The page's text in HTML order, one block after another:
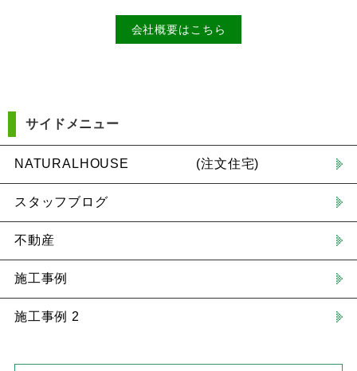
会社概要はこちら
サイドメニュー
NATURALHOUSE (注文住宅)
スタッフブログ
不動産
施工事例
施工事例 2